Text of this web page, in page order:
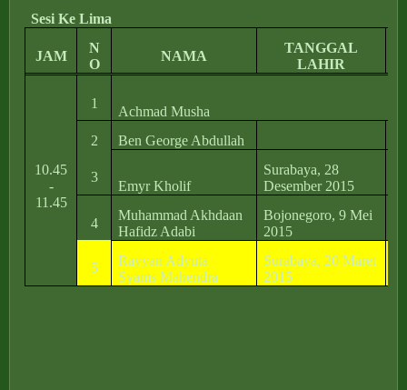
Sesi Ke Lima
JAM
N
O
NAMA
TANGGAL
LAHIR
10.45
-
11.45
1
Achmad Musha
2
Ben George Abdullah
3
Emyr Kholif
Surabaya, 28
Desember 2015
4
Muhammad Akhdaan
Hafidz Adabi
Bojonegoro, 9 Mei
2015
5
Rayyan Adyuta
Syams Mahendra
Surabaya, 20 Maret
2015